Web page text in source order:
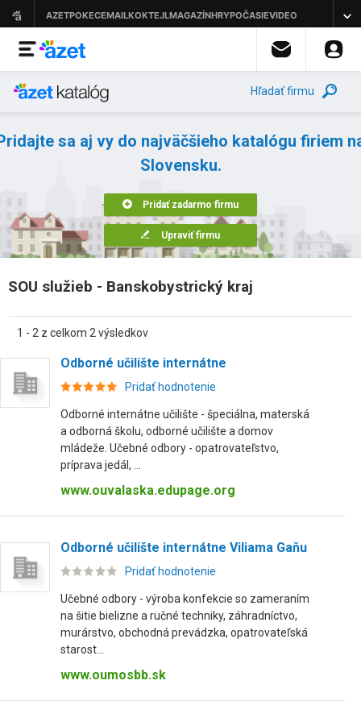
Hľadať firmu
sa aj vy do najväčšieho katalógu firiem
Slovensku.
Pridať zadarmo firmu
Upraviť firmu
SOU služieb - Banskobystrický kraj
1 - 2 z celkom 2 výsledkov
Odborné učilište internátne
Pridať hodnotenie
Odborné internátne učilište - špeciálna, materská
a odborná školu, odborné učilište a domov
mládeže. Učebné odbory - opatrovateľstvo,
príprava jedál, ...
www.ouvalaska.edupage.org
Odborné učilište internátne Viliama Gaňu
Pridať hodnotenie
Učebné odbory - výroba konfekcie so zameraním
na šitie bielizne a ručné techniky, záhradníctvo,
murárstvo, obchodná prevádzka, opatrovateľská
starost...
www.oumosbb.sk